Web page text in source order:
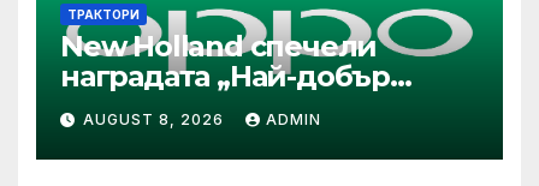
ТРАКТОРИ
New Holland спечели
наградата „Най-добър
специализиран трактор“ на
конкурса Tractor of the Year
2026
AUGUST 8, 2026 ADMIN